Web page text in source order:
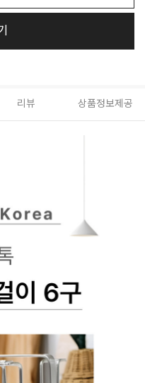
리뷰 상품정보제공